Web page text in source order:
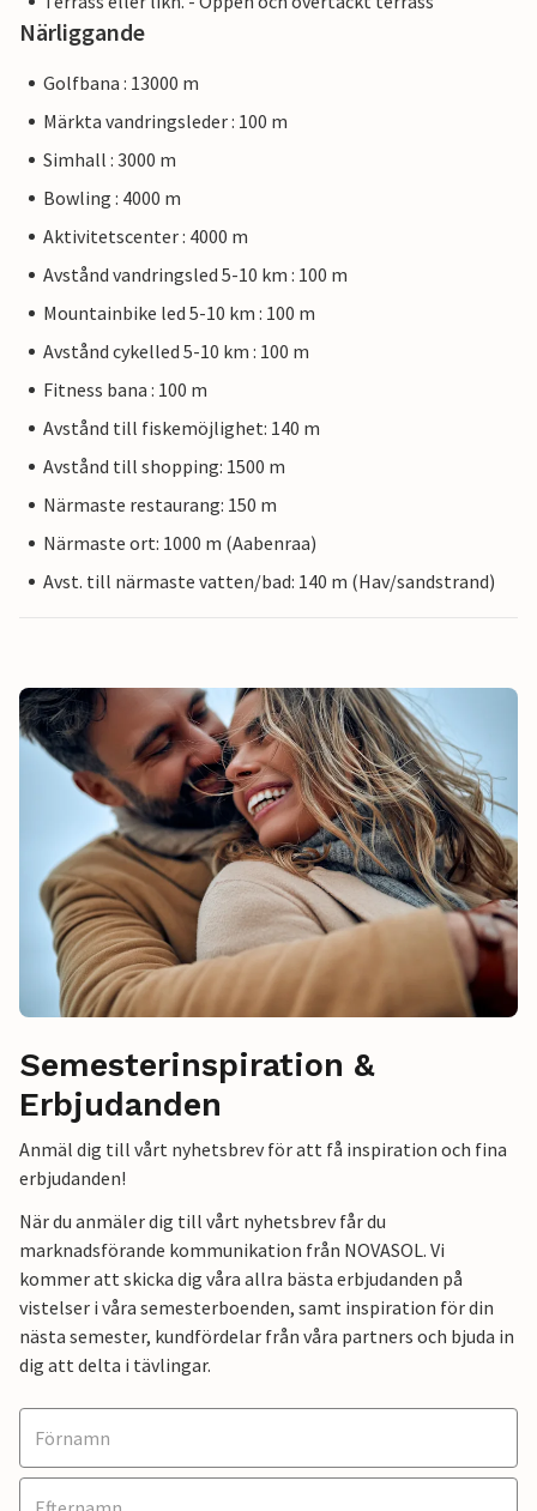
Närliggande
Golfbana : 13000 m
Märkta vandringsleder : 100 m
Simhall : 3000 m
Bowling : 4000 m
Aktivitetscenter : 4000 m
Avstånd vandringsled 5-10 km : 100 m
Mountainbike led 5-10 km : 100 m
Avstånd cykelled 5-10 km : 100 m
Fitness bana : 100 m
Avstånd till fiskemöjlighet: 140 m
Avstånd till shopping: 1500 m
Närmaste restaurang: 150 m
Närmaste ort: 1000 m (Aabenraa)
Avst. till närmaste vatten/bad: 140 m (Hav/sandstrand)
Semesterinspiration &
Erbjudanden
Anmäl dig till vårt nyhetsbrev för att få inspiration och fina
erbjudanden!
När du anmäler dig till vårt nyhetsbrev får du
marknadsförande kommunikation från NOVASOL. Vi
kommer att skicka dig våra allra bästa erbjudanden på
vistelser i våra semesterboenden, samt inspiration för din
nästa semester, kundfördelar från våra partners och bjuda in
dig att delta i tävlingar.